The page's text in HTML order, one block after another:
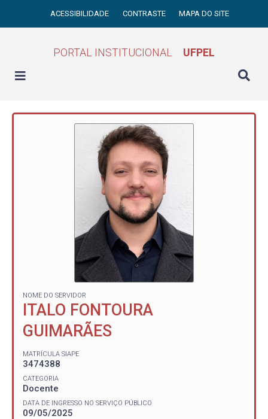
ACESSIBILIDADE CONTRASTE MAPA DO SITE
PORTAL INSTITUCIONAL UFPEL
NOME DO SERVIDOR
ITALO FONTOURA
GUIMARÃES
MATRÍCULA SIAPE
3474388
CATEGORIA
Docente
DATA DE INGRESSO NO SERVIÇO PÚBLICO
09/05/2025